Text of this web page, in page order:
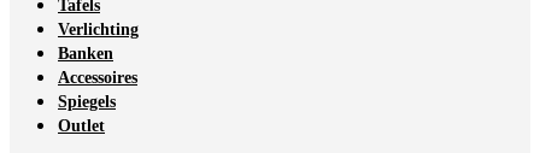
Tafels
Verlichting
Banken
Accessoires
Spiegels
Outlet